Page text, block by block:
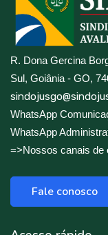
R. Dona Gercina
Sul, Goiânia - GO,
WhatsApp
WhatsApp
=>Nossos canais de
Fale conosco